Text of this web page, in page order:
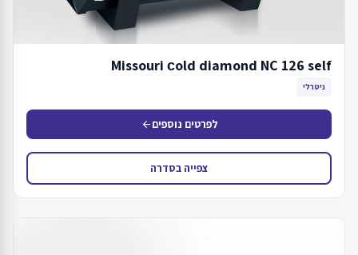
Missouri сold diamond NC 126 self
ניטרלי
לפרטים נוספיםarrow_back
צפייה בסדרה